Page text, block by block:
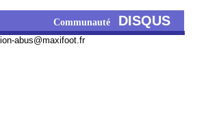
Communauté DISQUS
abus@maxifoot.fr